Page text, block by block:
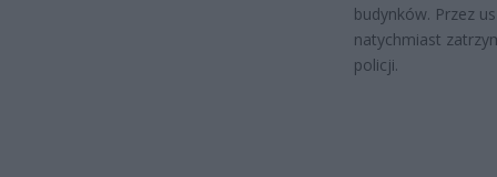
budynków. Przez
natychmiast
policji.